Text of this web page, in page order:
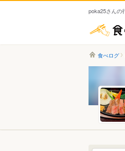
poka25さんの
食べログ